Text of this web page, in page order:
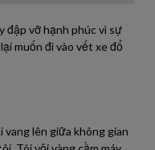
vỡ hạnh phúc vì sự
muốn đi vào vết xe đổ
lên giữa không gian